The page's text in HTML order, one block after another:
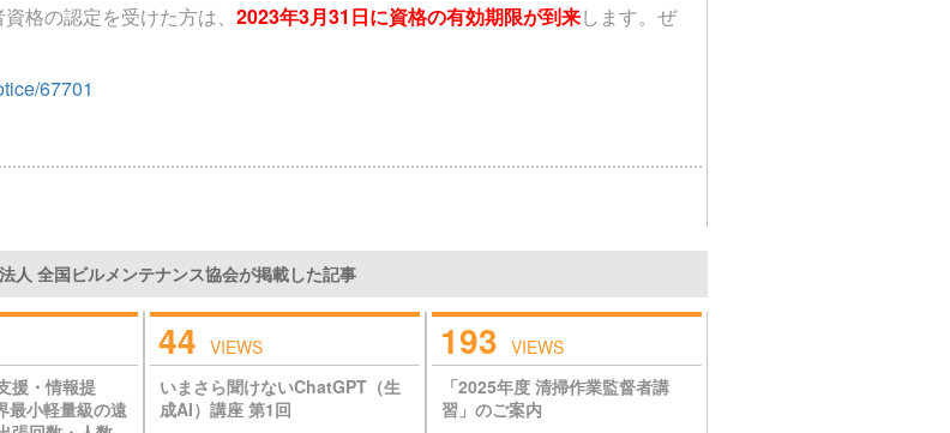
格の認定を受けた方は、 2023年3月31日に資格の有効期限が到来します。ぜ
67701
人 全国ビルメンテナンス協会が掲載した記事
援・情報提
最小軽量級の遠
44 VIEWS
いまさら聞けないChatGPT（生
成AI）講座 第1回
193 VIEWS
「2025年度 清掃作業監督者講
習」のご案内